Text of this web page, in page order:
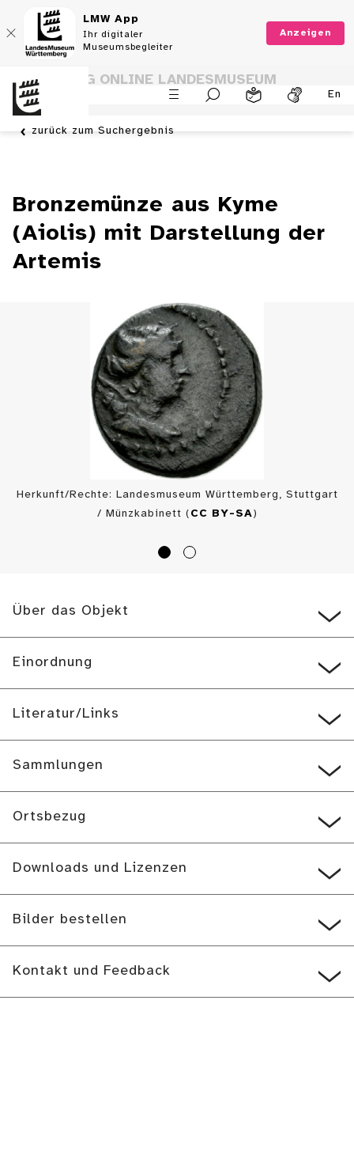
LMW App
Ihr digitaler
Museumsbegleiter
Anzeigen
En
SAMMLUNG ONLINE LANDESMUSEUM
WÜRTTEMBERG
zurück zum Suchergebnis
Bronzemünze aus Kyme
(Aiolis) mit Darstellung der
Artemis
Herkunft/Rechte: Landesmuseum Württemberg, Stuttgart
/ Münzkabinett ( CC BY-SA)
Über das Objekt
Einordnung
Literatur/Links
Sammlungen
Ortsbezug
Downloads und Lizenzen
Bilder bestellen
Kontakt und Feedback